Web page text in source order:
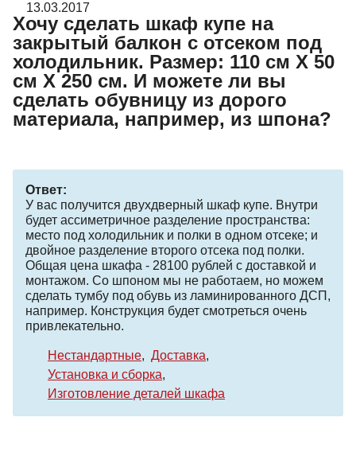
13.03.2017
Хочу сделать шкаф купе на
закрытый балкон с отсеком под
холодильник. Размер: 110 см Х 50
см Х 250 см. И можете ли вы
сделать обувницу из дорого
материала, например, из шпона?
Ответ:
У вас получится двухдверный шкаф купе. Внутри
будет ассиметричное разделение пространства:
место под холодильник и полки в одном отсеке; и
двойное разделение второго отсека под полки.
Общая цена шкафа - 28100 рублей с доставкой и
монтажом. Со шпоном мы не работаем, но можем
сделать тумбу под обувь из ламинированного ДСП,
например. Конструкция будет смотреться очень
привлекательно.
Нестандартные
Доставка
Установка и сборка
Изготовление деталей шкафа